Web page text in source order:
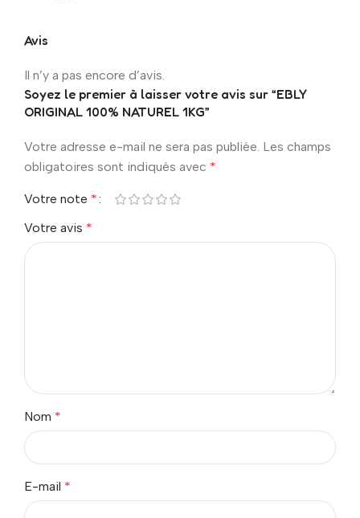
Avis
Il n’y a pas encore d’avis.
Soyez le premier à laisser votre avis sur “EBLY
ORIGINAL 100% NATUREL 1KG”
Votre adresse e-mail ne sera pas publiée. Les champs
obligatoires sont indiqués avec *
Votre note *
Votre avis *
Nom *
E-mail *